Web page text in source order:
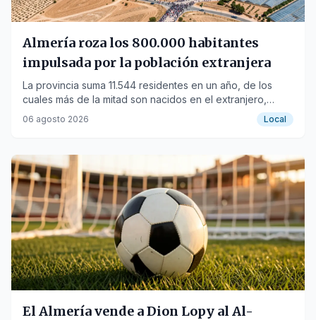
Almería roza los 800.000 habitantes
impulsada por la población extranjera
La provincia suma 11.544 residentes en un año, de los
cuales más de la mitad son nacidos en el extranjero,
según datos del INE.
06 agosto 2026 Local
El Almería vende a Dion Lopy al Al-